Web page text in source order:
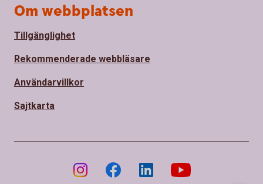
Om webbplatsen
Tillgänglighet
Rekommenderade webbläsare
Användarvillkor
Sajtkarta